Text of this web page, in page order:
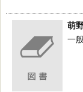
萌
一